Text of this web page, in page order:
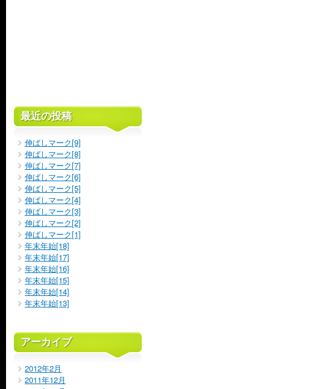
最近の投稿
伸ばしマーク[9]
伸ばしマーク[8]
伸ばしマーク[7]
伸ばしマーク[6]
伸ばしマーク[5]
伸ばしマーク[4]
伸ばしマーク[3]
伸ばしマーク[2]
伸ばしマーク[1]
年末年始[18]
年末年始[17]
年末年始[16]
年末年始[15]
年末年始[14]
年末年始[13]
アーカイブ
2012年2月
2011年12月